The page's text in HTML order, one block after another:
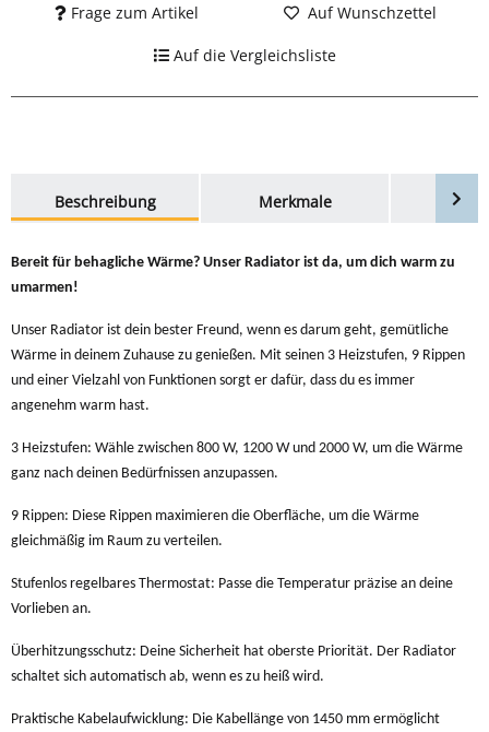
Frage zum Artikel Auf Wunschzettel
Auf die Vergleichsliste
Beschreibung
Merkmale
Bereit für behagliche Wärme? Unser Radiator ist da, um dich warm zu
umarmen!
Unser Radiator ist dein bester Freund, wenn es darum geht, gemütliche
Wärme in deinem Zuhause zu genießen. Mit seinen 3 Heizstufen, 9 Rippen
und einer Vielzahl von Funktionen sorgt er dafür, dass du es immer
angenehm warm hast.
3 Heizstufen: Wähle zwischen 800 W, 1200 W und 2000 W, um die Wärme
ganz nach deinen Bedürfnissen anzupassen.
9 Rippen: Diese Rippen maximieren die Oberfläche, um die Wärme
gleichmäßig im Raum zu verteilen.
Stufenlos regelbares Thermostat: Passe die Temperatur präzise an deine
Vorlieben an.
Überhitzungsschutz: Deine Sicherheit hat oberste Priorität. Der Radiator
schaltet sich automatisch ab, wenn es zu heiß wird.
Praktische Kabelaufwicklung: Die Kabellänge von 1450 mm ermöglicht